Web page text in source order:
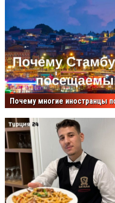
Почему многие иностранцы